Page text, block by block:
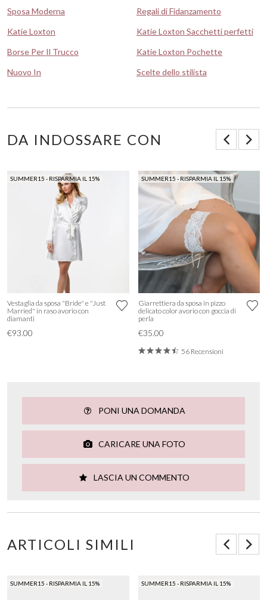
Sposa Moderna
Regali di Fidanzamento
Katie Loxton
Katie Loxton Sacchetti perfetti
Borse Per Il Trucco
Katie Loxton Pochette
Nuovo In
Scelte dello stilista
DA INDOSSARE CON
SUMMER15 - RISPARMIA IL 15%
Vestaglia da sposa "Bride" e "Just
Married" in raso avorio con
diamanti
€93.00
SUMMER15 - RISPARMIA IL 15%
Giarrettiera da sposa in pizzo
delicato color avorio con goccia di
perla
€35.00
56 Recensioni
PONI UNA DOMANDA
CARICARE UNA FOTO
LASCIA UN COMMENTO
ARTICOLI SIMILI
SUMMER15 - RISPARMIA IL 15% SUMMER15 - RISPARMIA IL 15%